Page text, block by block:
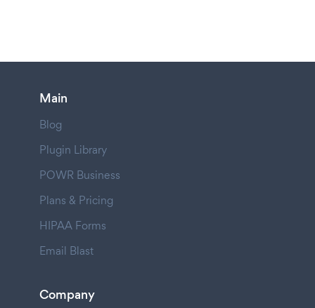
Main
Blog
Plugin Library
POWR Business
Plans & Pricing
HIPAA Forms
Email Blast
Company